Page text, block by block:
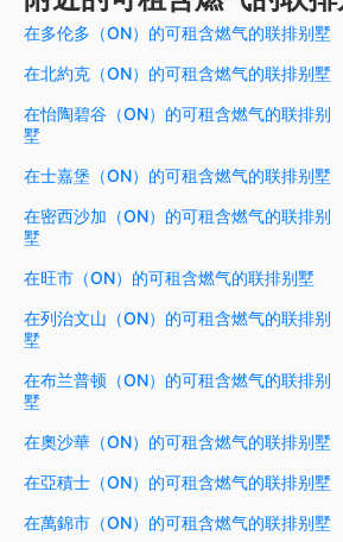
在多伦多（ON）的可租含燃气的联排别墅
在北約克（ON）的可租含燃气的联排别墅
在怡陶碧谷（ON）的可租含燃气的联排别
墅
在士嘉堡（ON）的可租含燃气的联排别墅
在密西沙加（ON）的可租含燃气的联排别
墅
在旺市（ON）的可租含燃气的联排别墅
在列治文山（ON）的可租含燃气的联排别
墅
在布兰普顿（ON）的可租含燃气的联排别
墅
在奧沙華（ON）的可租含燃气的联排别墅
在亞積士（ON）的可租含燃气的联排别墅
在萬錦市（ON）的可租含燃气的联排别墅